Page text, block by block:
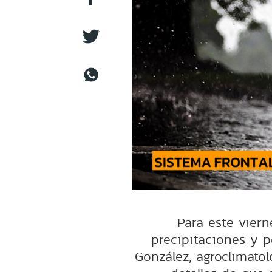
Para este
precipitaciones y
González,